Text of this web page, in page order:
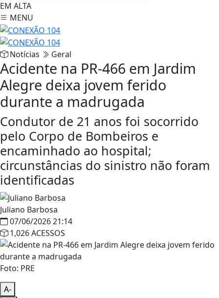
EM ALTA
MENU
Notícias Geral
Acidente na PR-466 em Jardim
Alegre deixa jovem ferido
durante a madrugada
Condutor de 21 anos foi socorrido
pelo Corpo de Bombeiros e
encaminhado ao hospital;
circunstâncias do sinistro não foram
identificadas
Juliano Barbosa
07/06/2026 21:14
1,026 ACESSOS
Foto: PRE
A-